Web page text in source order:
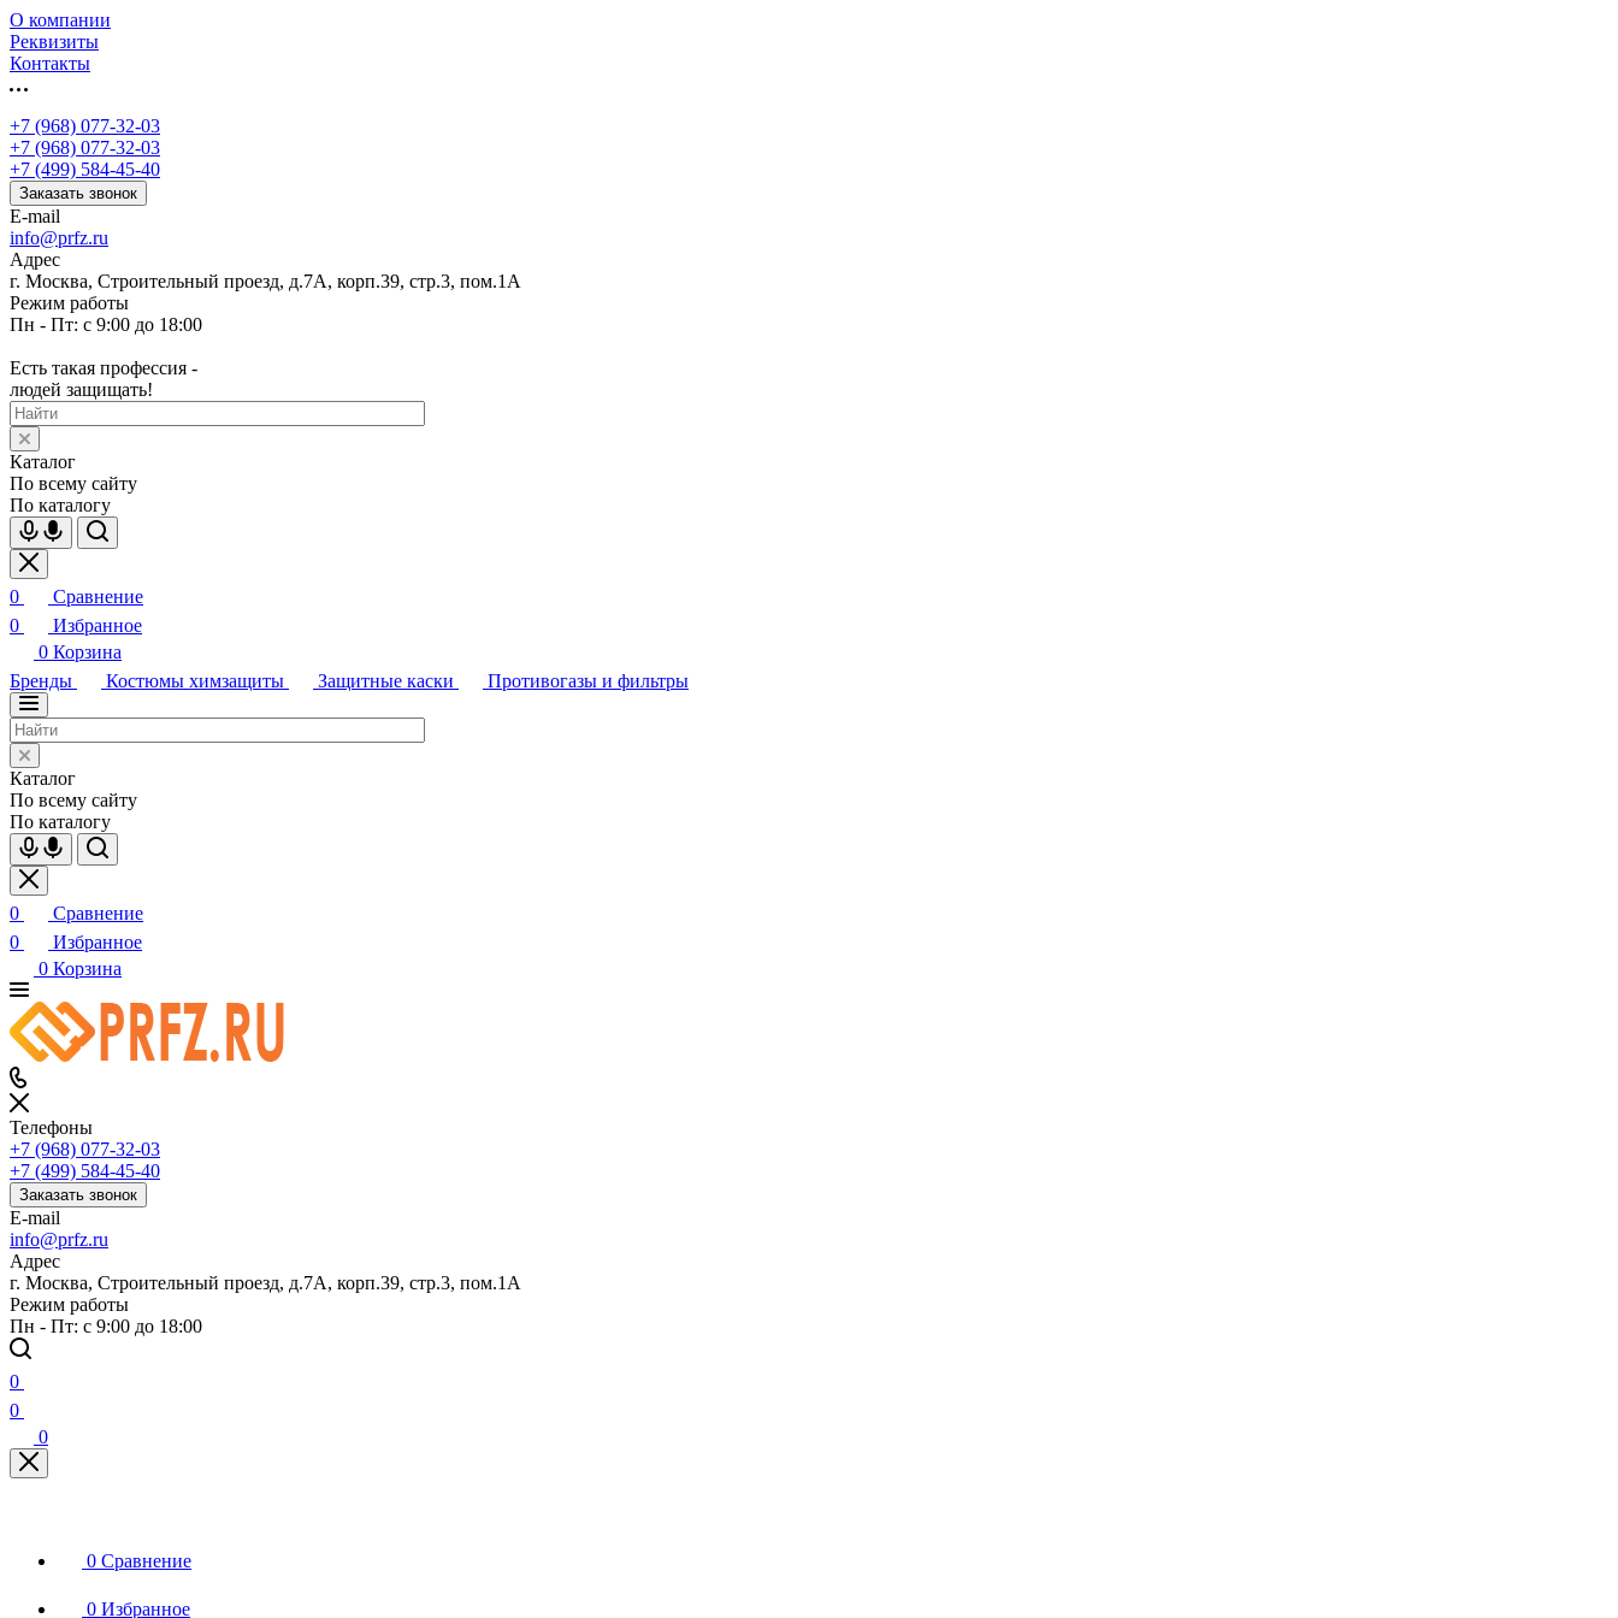
О компании
Реквизиты
Контакты
+7 (968) 077-32-03
+7 (968) 077-32-03
+7 (499) 584-45-40
Заказать звонок
E-mail
info@prfz.ru
Адрес
г. Москва, Строительный проезд, д.7А, корп.39, стр.3, пом.1А
Режим работы
Пн - Пт: с 9:00 до 18:00
Есть такая профессия -
людей защищать!
Каталог
По всему сайту
По каталогу
0
Сравнение
0
Избранное
0 Корзина
Бренды
Костюмы химзащиты Защитные каски Противогазы и фильтры
Каталог
По всему сайту
По каталогу
0
Сравнение
0
Избранное
0 Корзина
Телефоны
+7 (968) 077-32-03
+7 (499) 584-45-40
Заказать звонок
E-mail
info@prfz.ru
Адрес
г. Москва, Строительный проезд, д.7А, корп.39, стр.3, пом.1А
Режим работы
Пн - Пт: с 9:00 до 18:00
0
0
0
0 Сравнение
0 Избранное